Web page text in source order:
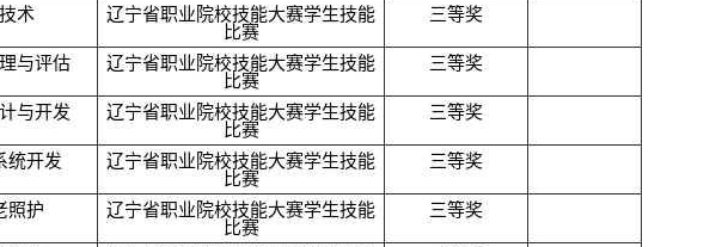
术
辽宁省职业院校技能大赛学生技能
比赛
三等奖
与评估
辽宁省职业院校技能大赛学生技能
比赛
三等奖
与开发
辽宁省职业院校技能大赛学生技能
比赛
三等奖
统开发
辽宁省职业院校技能大赛学生技能
比赛
三等奖
照护
辽宁省职业院校技能大赛学生技能
比赛
三等奖